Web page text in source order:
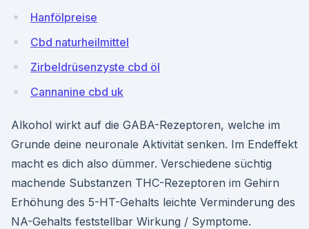
Hanfölpreise
Cbd naturheilmittel
Zirbeldrüsenzyste cbd öl
Cannanine cbd uk
Alkohol wirkt auf die GABA-Rezeptoren, welche im
Grunde deine neuronale Aktivität senken. Im Endeffekt
macht es dich also dümmer. Verschiedene süchtig
machende Substanzen THC-Rezeptoren im Gehirn
Erhöhung des 5-HT-Gehalts leichte Verminderung des
NA-Gehalts feststellbar Wirkung / Symptome.